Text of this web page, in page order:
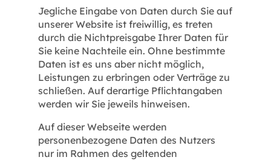
Jegliche Eingabe von Daten durch Sie auf
unserer Website ist freiwillig, es treten
durch die Nichtpreisgabe Ihrer Daten für
Sie keine Nachteile ein. Ohne bestimmte
Daten ist es uns aber nicht möglich,
Leistungen zu erbringen oder Verträge zu
schließen. Auf derartige Pflichtangaben
werden wir Sie jeweils hinweisen.
Auf dieser Webseite werden
personenbezogene Daten des Nutzers
nur im Rahmen des geltenden